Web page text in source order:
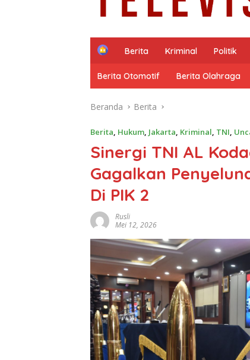
H
m
e
Berita Kriminal Politik
Berita Otomotif Berita Olahraga
Beranda Berita
Berita, Hukum, Jakarta, Kriminal, TNI,
Sinergi TNI AL
Gagalkan
Di PIK 2
Rusli
Mei 12, 2026